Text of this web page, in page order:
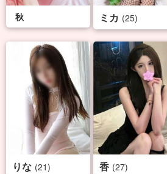
秋 ミカ (25)
りな (21) 香 (27)